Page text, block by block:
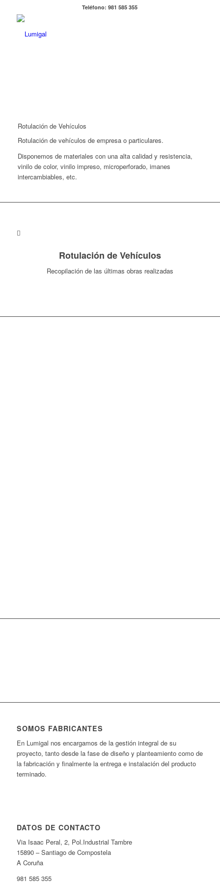
Teléfono: 981 585 355
Rotulación de Vehículos
Rotulación de vehículos de empresa o particulares.
Disponemos de materiales con una alta calidad y resistencia,
vinilo de color, vinilo impreso, microperforado, imanes
intercambiables, etc.
Rotulación de Vehículos
Recopilación de las últimas obras realizadas
SOMOS FABRICANTES
En Lumigal nos encargamos de la gestión integral de su
proyecto, tanto desde la fase de diseño y planteamiento como de
la fabricación y finalmente la entrega e instalación del producto
terminado.
DATOS DE CONTACTO
Via Isaac Peral, 2, Pol.Industrial Tambre
15890 – Santiago de Compostela
A Coruña
981 585 355